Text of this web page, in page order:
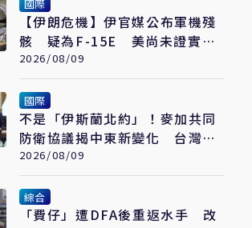
國際
【伊朗危機】伊官媒公布軍機殘
骸 疑為F-15E 美尚未證實遭
擊落
2026/08/09
國際
不是「伊斯蘭北約」！麥加共同
防衛協議揭中東新變化 台灣該
看懂「多層次安全」
2026/08/09
綜合
「費仔」遭DFA後重返水手 改